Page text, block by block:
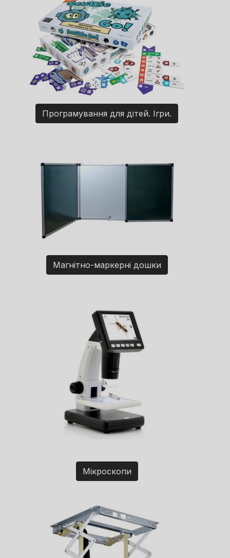
Програмування для дітей. Ігри.
Магнітно-маркерні дошки
Мікроскопи